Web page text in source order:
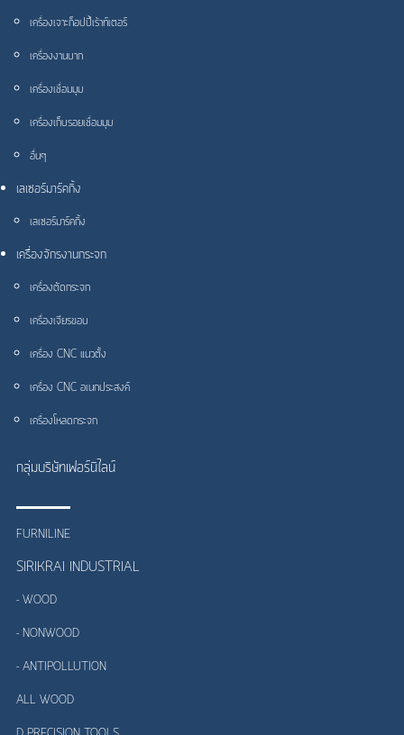
เครื่องเจาะก็อปปี้เร้าท์เตอร์
เครื่องงานบาก
เครื่องเชื่อมมุม
เครื่องเก็บรอยเชื่อมมุม
อื่นๆ
เลเซอร์มาร์คกิ้ง
เลเซอร์มาร์คกิ้ง
เครื่องจักรงานกระจก
เครื่องตัดกระจก
เครื่องเจียรขอบ
เครื่อง CNC แนวตั้ง
เครื่อง CNC อเนกประสงค์
เครื่องโหลดกระจก
กลุ่มบริษัทเฟอร์นิไลน์
FURNILINE
SIRIKRAI INDUSTRIAL
- WOOD
- NONWOOD
- ANTIPOLLUTION
ALL WOOD